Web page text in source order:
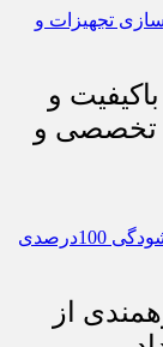
و
تخصصی و
فرصت مؤدیان مالیاتی برای بهره‎مندی از